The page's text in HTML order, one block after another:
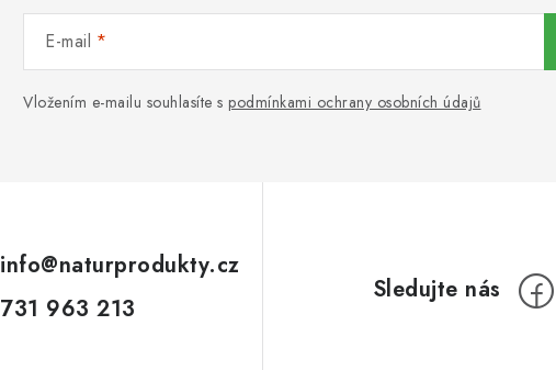
E-mail
Vložením e-mailu souhlasíte s podmínkami ochrany osobních údajů
info@naturprodukty.cz
731 963 213